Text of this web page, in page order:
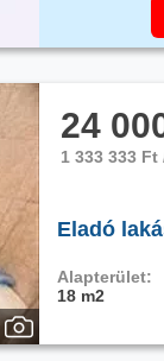
24
1 333 333 Ft
Eladó
Alapterület:
18 m2